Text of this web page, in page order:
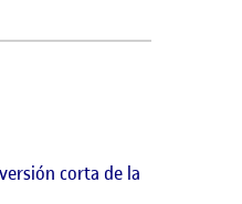
corta de la